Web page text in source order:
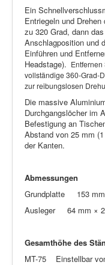
Ein
Entriegeln und
zu 320 Grad, dann
Anschlagposition und
Einführen und
Headstage).
vollständige 360-Grad-
zur reibungslosen
Die massive
Durchgangslöcher im
Befestigung an
Abstand von 25 mm
der Kanten.
Abmessungen
Grundplatte 153 mm
Ausleger 64 mm ×
Gesamthöhe des
MT-75 Einstellbar